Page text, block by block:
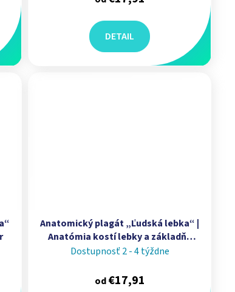
DETAIL
Anatomický plagát „Ľudská lebka“ |
Anatómia kostí lebky a základňa
lebky | Erler Zimmer
Dostupnosť 2 - 4 týždne
od€17,91